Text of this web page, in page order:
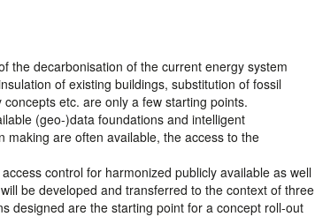
the decarbonisation of the current energy system
of existing buildings, substitution of fossil
etc. are only a few starting points.
(geo-)data foundations and intelligent
are often available, the access to the
control for harmonized publicly available as well
be developed and transferred to the context of three
designed are the starting point for a concept roll-out